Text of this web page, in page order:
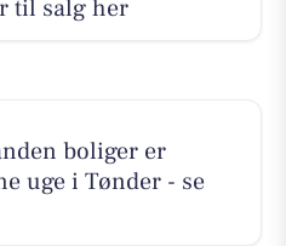
til salg her
boliger er
uge i Tønder - se